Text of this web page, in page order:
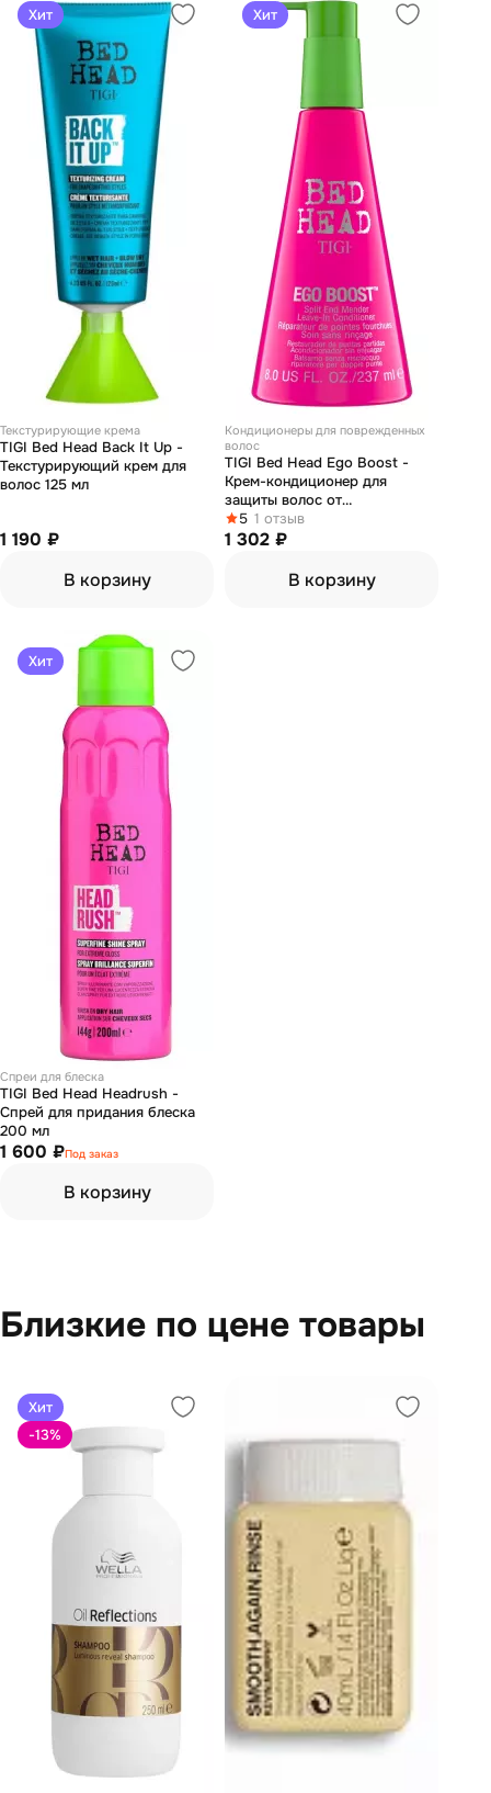
Хит
Текстурирующие крема
TIGI Bed Head Back It Up -
Текстурирующий крем для
волос 125 мл
1 190 ₽
В корзину
Хит
Кондиционеры для поврежденных
волос
TIGI Bed Head Ego Boost -
Крем-кондиционер для
защиты волос от
повреждений и сечения 200
мл
5 1 отзыв
1 302 ₽
В корзину
Хит
Спреи для блеска
TIGI Bed Head Headrush -
Спрей для придания блеска
200 мл
1 600 ₽Под заказ
В корзину
Близкие по цене товары
Хит
-13%